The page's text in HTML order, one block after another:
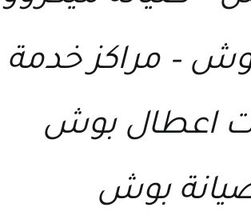
–مراكز
اعطال بوش
بوش